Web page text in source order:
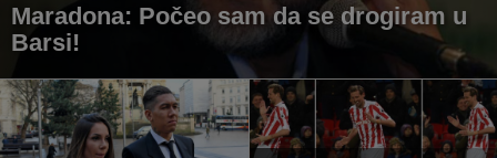
Maradona: Počeo sam da se drogiram u
Barsi!